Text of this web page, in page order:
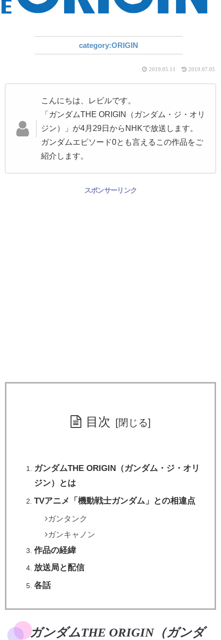
ORIGIN
2019.07.05
2019.05.11
こんにちは、レビルです。
「ガンダムTHE ORIGIN（ガンダム・ジ・オリ
ジン）」が4月29日からNHKで放送します。
ガンダムエピソード0とも言えるこの作品をご
紹介します。
スポンサーリンク
目次
ガンダムTHE ORIGIN（ガンダム・ジ・オリ
ジン）とは
TVアニメ「機動戦士ガンダム」との相違点
ガンタンク
ガンキャノン
作品の経緯
放送局と配信
各話
ガンダムTHE ORIGIN（ガンダ